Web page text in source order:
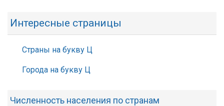
Интересные страницы
Страны на букву Ц
Города на букву Ц
Численность населения по странам